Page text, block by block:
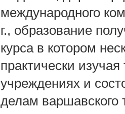
международного
г., образование
курса в котором
практически
учреждениях и
делам варшавского